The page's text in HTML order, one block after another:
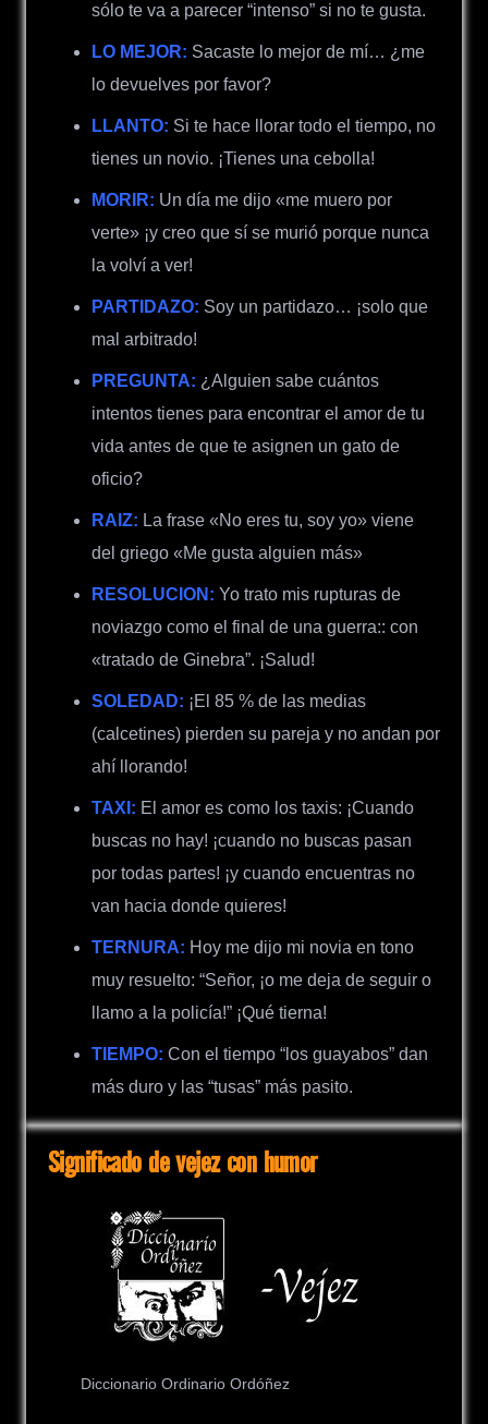
sólo te va a parecer “intenso” si no te gusta.
LO MEJOR: Sacaste lo mejor de mí… ¿ me
lo devuelves por favor?
LLANTO: Si te hace llorar todo el tiempo, no
tienes un novio. ¡Tienes una cebolla!
MORIR: Un día me dijo «me muero por
verte» ¡y creo que sí se murió porque nunca
la volví a ver!
PARTIDAZO: Soy un partidazo… ¡solo que
mal arbitrado!
PREGUNTA: ¿Alguien sabe cuántos
intentos tienes para encontrar el amor de tu
vida antes de que te asignen un gato de
oficio?
RAIZ: La frase «No eres tu, soy yo» viene
del griego «Me gusta alguien más»
RESOLUCION: Yo trato mis rupturas de
noviazgo como el final de una guerra:: con
«tratado de Ginebra”. ¡Salud!
SOLEDAD: ¡El 85 % de las medias
(calcetines) pierden su pareja y no andan por
ahí llorando!
TAXI: El amor es como los taxis: ¡Cuando
buscas no hay! ¡cuando no buscas pasan
por todas partes! ¡y cuando encuentras no
van hacia donde quieres!
TERNURA: Hoy me dijo mi novia en tono
muy resuelto: “Señor, ¡o me deja de seguir o
llamo a la policía!” ¡Qué tierna!
TIEMPO: Con el tiempo “los guayabos” dan
más duro y las “tusas” más pasito.
Significado de vejez con humor
Diccionario Ordinario Ordóñez